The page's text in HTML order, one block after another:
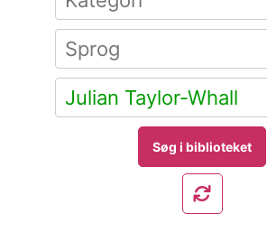
Julian Taylor-Whall